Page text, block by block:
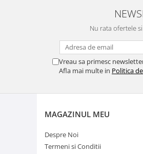
Nu rata ofertele
Vreau sa primesc
Afla mai multe in Politica
MAGAZINUL MEU
Despre Noi
Termeni si Conditii